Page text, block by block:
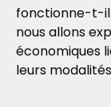
fonctionne-t-
nous allons
économiques
leurs